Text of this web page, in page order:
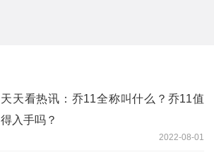
天天看热讯：乔11全称叫什么？乔11值
得入手吗？
2022-08-01